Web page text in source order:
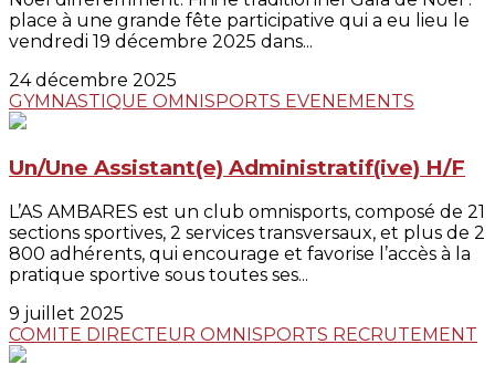
place à une grande fête participative qui a eu lieu le
vendredi 19 décembre 2025 dans...
24 décembre 2025
GYMNASTIQUE OMNISPORTS EVENEMENTS
Un/Une Assistant(e) Administratif(ive) H/F
L’AS AMBARES est un club omnisports, composé de 21
sections sportives, 2 services transversaux, et plus de 2
800 adhérents, qui encourage et favorise l’accès à la
pratique sportive sous toutes ses...
9 juillet 2025
COMITE DIRECTEUR OMNISPORTS RECRUTEMENT